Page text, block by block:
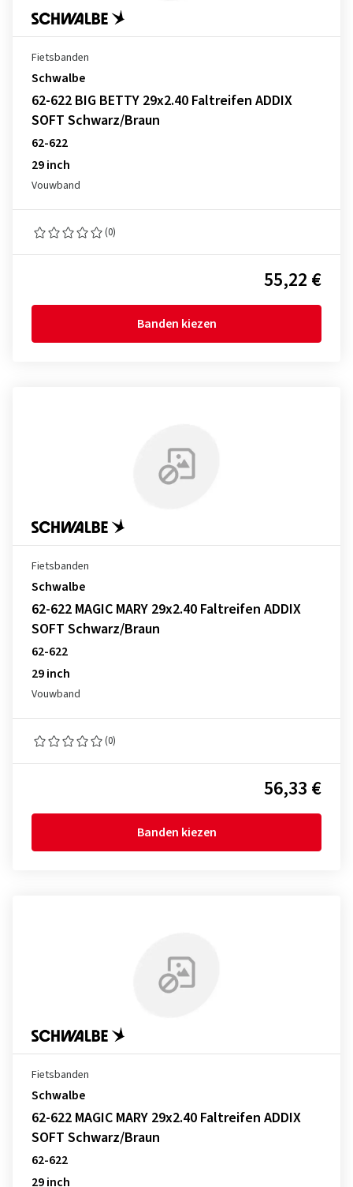
Fietsbanden
Schwalbe
62-622 BIG BETTY 29x2.40 Faltreifen ADDIX
SOFT Schwarz/Braun
62-622
29 inch
Vouwband
(0)
55,22 €
Banden kiezen
Fietsbanden
Schwalbe
62-622 MAGIC MARY 29x2.40 Faltreifen ADDIX
SOFT Schwarz/Braun
62-622
29 inch
Vouwband
(0)
56,33 €
Banden kiezen
Fietsbanden
Schwalbe
62-622 MAGIC MARY 29x2.40 Faltreifen ADDIX
SOFT Schwarz/Braun
62-622
29 inch